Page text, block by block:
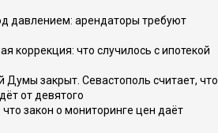
давлением: арендаторы требуют
коррекция: что случилось с ипотекой
Думы закрыт. Севастополь считает, что
от девятого
закон о мониторинге цен даёт